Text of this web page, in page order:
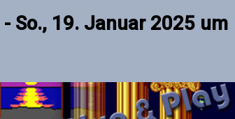
- So., 19. Januar 2025 um